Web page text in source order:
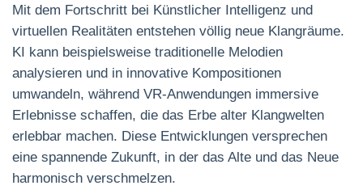
Mit dem Fortschritt bei Künstlicher Intelligenz und
virtuellen Realitäten entstehen völlig neue Klangräume.
KI kann beispielsweise traditionelle Melodien
analysieren und in innovative Kompositionen
umwandeln, während VR-Anwendungen immersive
Erlebnisse schaffen, die das Erbe alter Klangwelten
erlebbar machen. Diese Entwicklungen versprechen
eine spannende Zukunft, in der das Alte und das Neue
harmonisch verschmelzen.